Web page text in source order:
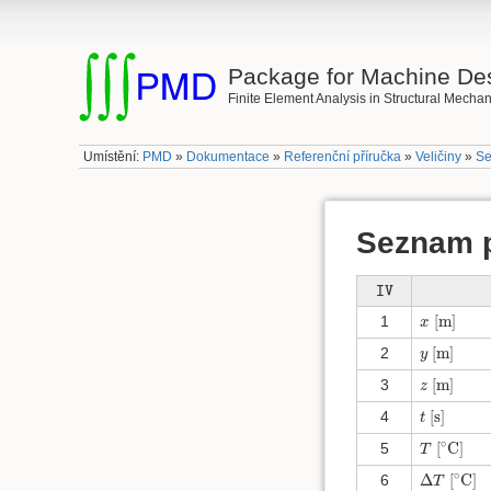
Package for Machine
Finite Element Analysis in Structural
Umístění: PMD » Dokumentace » Referenční příručka »Veličiny »
Seznam
IV
IV
1
x
x [m]
[ m]
2
y
y [m]
[ m]
3
z
z [m]
[ m]
4
t
t [s]
[ s]
5
T
T [∘C]
[∘C]
6
ΔT
ΔT [∘C]
[∘C]